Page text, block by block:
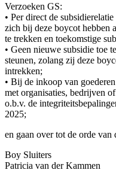
Verzoeken GS:
• Per direct de
zich bij deze boycot hebben
te trekken en toekomstige
• Geen nieuwe subsidie toe
steunen, zolang zij deze
intrekken;
• Bij de inkoop van
met organisaties, bedrijven
o.b.v. de
2025;
en gaan over tot de orde van
Boy Sluiters
Patricia van der Kammen